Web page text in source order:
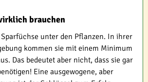
brauchen
unter den Pflanzen. In ihrer
kommen sie mit einem Minimum
Das bedeutet aber nicht, dass sie gar
Eine ausgewogene, aber